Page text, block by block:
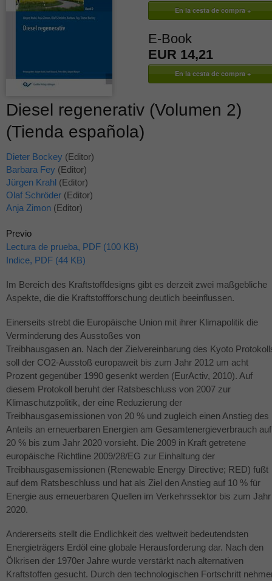
E-Book
EUR 14,21
Diesel regenerativ (Volumen 2)
(Tienda española)
Dieter Bockey (Editor)
Barbara Fey (Editor)
Jürgen Krahl (Editor)
Olaf Schröder (Editor)
Anja Zimon (Editor)
Previo
Lectura de prueba, PDF (100 KB)
Indice, PDF (44 KB)
Im Bereich des Kraftstoffdesigns gibt es derzeit zwei maßgebliche
Aspekte, die die Kraftstoffforschung deutlich beeinflussen.
Einerseits strebt die Europäische Union mit ihrer Klimapolitik die
Verminderung des Ausstoßes von
Treibhausgasen an. Nach der Zielvereinbarung des Kyoto
soll der CO2-Ausstoß europaweit bis zum Jahr 2012 um acht
Prozent gegenüber 1990 gesenkt werden (EurActiv, 2010). Auf
diesem Protokoll beruht der Ratsbeschluss von 2007 zur
Klimaschutzpolitik, der eine Reduzierung der
Treibhausgasemissionen von 20 % und zugleich einen Anstieg des
Anteils an erneuerbaren Energien am Gesamtenergieverbrauch auf
20 % bis zum Jahr 2020 vorsieht. Die 2009 in Kraft getretene
europäische Richtline 2009/28/EG zur Einhaltung der
Treibhausgasemissionen (Renewable Energy Directive; RED) fußt
auf dem Ratsbeschluss und hat als Ziel den Anstieg auf 10 % für
Energie aus erneuerbaren Quellen im Verkehrssektor bis zum Jahr
2020.
Andererseits stellt die Endlichkeit des weltweit bedeutendsten
Energieträgers Erdöl eine globale Herausforderung dar. Nach den
Ölkrisen der 1970er Jahre wurde verstärkt nach alternativen
Kraftstoffen gesucht. Durch den technologischen Fortschritt